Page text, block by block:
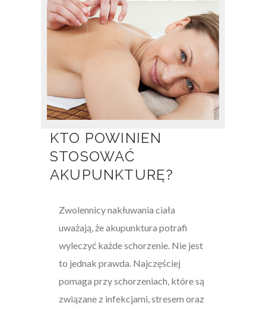
KTO POWINIEN
STOSOWAĆ
AKUPUNKTURĘ?
Zwolennicy nakłuwania ciała
uważają, że akupunktura potrafi
wyleczyć każde schorzenie. Nie jest
to jednak prawda. Najczęściej
pomaga przy schorzeniach, które są
związane z infekcjami, stresem oraz